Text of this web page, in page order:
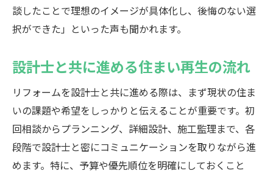
談したことで理想のイメージが具体化し、後悔のない選
択ができた」といった声も聞かれます。
設計士と共に進める住まい再生の流れ
リフォームを設計士と共に進める際は、まず現状の住ま
いの課題や希望をしっかりと伝えることが重要です。初
回相談からプランニング、詳細設計、施工監理まで、各
段階で設計士と密にコミュニケーションを取りながら進
めます。特に、予算や優先順位を明確にしておくこと